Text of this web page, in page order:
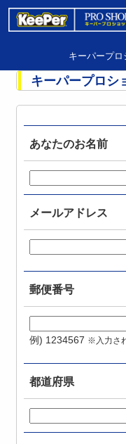
キーパープ
キーパープロシ
あなたのお名前
メールアドレス
郵便番号
例) 1234567 ※入力さ
都道府県